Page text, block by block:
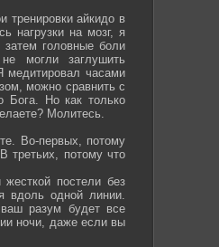
тренировки айкидо в
нагрузки на мозг, я
головные боли
могли заглушить
медитировал часами
можно сравнить с
Бога. Но как только
Молитесь.
Во-первых, потому
третьих, потому что
постели без
вдоль одной линии.
разум будет все
ночи, даже если вы